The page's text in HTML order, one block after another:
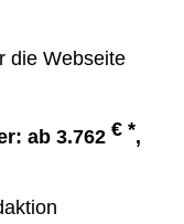
die Webseite
ab 3.762 € *,